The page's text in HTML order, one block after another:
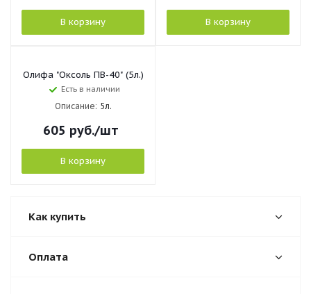
В корзину В корзину
Олифа "Оксоль ПВ-40" (5л.)
Есть в наличии
Описание: 5л.
605 руб./шт
В корзину
Как купить
Оплата